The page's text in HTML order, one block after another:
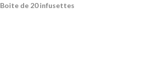
Boite de 20 infusettes